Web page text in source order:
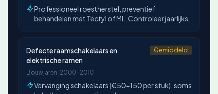
Professioneel roestherstel, preventief
behandelen met Tectyl of ML. Controleer jaarlijks.
Defecte raamschakelaars en
elektrische ramen
Gemiddeld
Bouwjaren: 2000-2010
Vervanging schakelaars (€50-150 per stuk), soms